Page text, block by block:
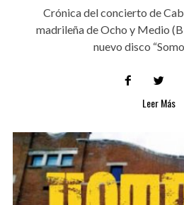
Crónica del concierto de
madrileña de Ocho y Medio
nuevo disco
Leer Más